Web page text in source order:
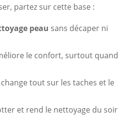
partez sur cette base :
peau sans décaper ni
le confort, surtout quand
tout sur les taches et le
et rend le nettoyage du soir